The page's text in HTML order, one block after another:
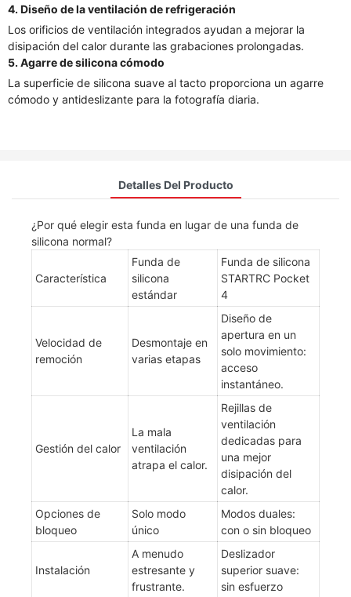
4. Diseño de la ventilación de refrigeración
Los orificios de ventilación integrados ayudan a mejorar la
disipación del calor durante las grabaciones prolongadas.
5. Agarre de silicona cómodo
La superficie de silicona suave al tacto proporciona un agarre
cómodo y antideslizante para la fotografía diaria.
Detalles Del Producto
¿Por qué elegir esta funda en lugar de una funda de
silicona normal?
Característica
Funda de
silicona
estándar
Funda de silicona
STARTRC Pocket
4
Velocidad de
remoción
Desmontaje en
varias etapas
Diseño de
apertura en un
solo movimiento:
acceso
instantáneo.
Gestión del calor
La mala
ventilación
atrapa el calor.
Rejillas de
ventilación
dedicadas para
una mejor
disipación del
calor.
Opciones de
bloqueo
Solo modo
único
Modos duales:
con o sin bloqueo
Instalación
A menudo
estresante y
frustrante.
Deslizador
superior suave:
sin esfuerzo